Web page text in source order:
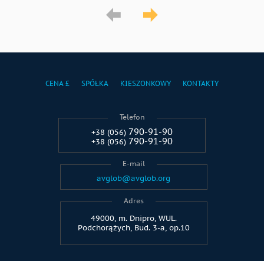
CENA £ SPÓŁKA KIESZONKOWY KONTAKTY
Telefon
+38 (056) 790-91-90
+38 (056) 790-91-90
E-mail
avglob@avglob.org
Adres
49000, m. Dnipro, WUL.
Podchorążych, Bud. 3-a, op.10